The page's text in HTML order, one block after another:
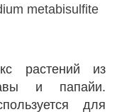
metabisulfite
растений из
и папайи.
для